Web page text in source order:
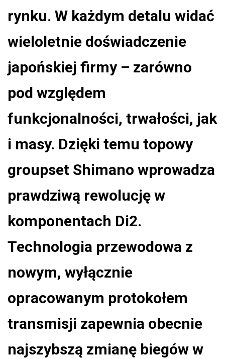
rynku. W każdym detalu widać
wieloletnie doświadczenie
japońskiej firmy – zarówno
pod względem
funkcjonalności, trwałości, jak
i masy. Dzięki temu topowy
groupset Shimano wprowadza
prawdziwą rewolucję w
komponentach Di2.
Technologia przewodowa z
nowym, wyłącznie
opracowanym protokołem
transmisji zapewnia obecnie
najszybszą zmianę biegów w